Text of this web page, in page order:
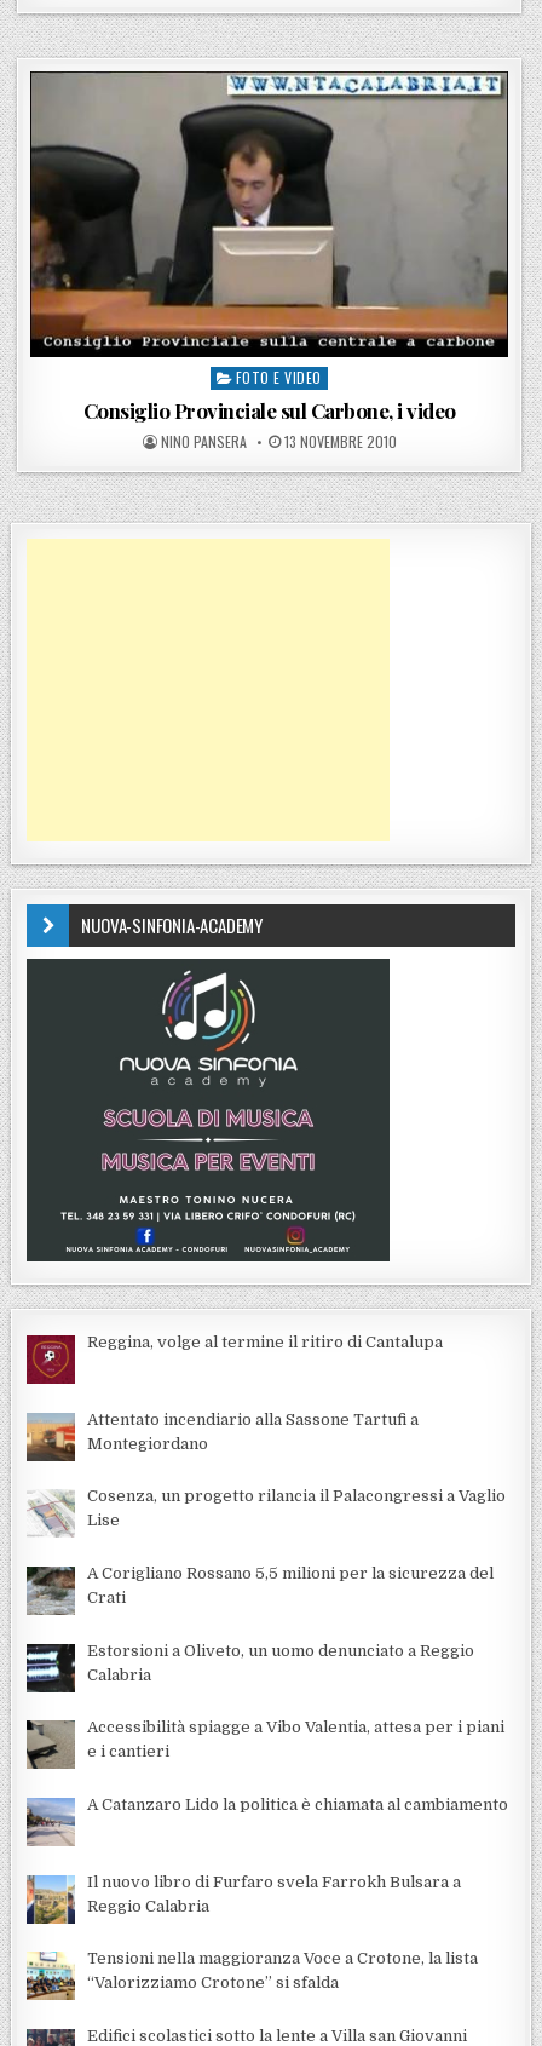
Posted in
FOTO E VIDEO
Consiglio Provinciale sul Carbone, i video
POSTED BY
NINO PANSERA POSTED ON
13 NOVEMBRE 2010
NUOVA-SINFONIA-ACADEMY
Reggina, volge al termine il ritiro di Cantalupa
Attentato incendiario alla Sassone Tartufi a
Montegiordano
Cosenza, un progetto rilancia il Palacongressi a Vaglio
Lise
A Corigliano Rossano 5,5 milioni per la sicurezza del
Crati
Estorsioni a Oliveto, un uomo denunciato a Reggio
Calabria
Accessibilità spiagge a Vibo Valentia, attesa per i piani
e i cantieri
A Catanzaro Lido la politica è chiamata al cambiamento
Il nuovo libro di Furfaro svela Farrokh Bulsara a
Reggio Calabria
Tensioni nella maggioranza Voce a Crotone, la lista
“Valorizziamo Crotone” si sfalda
Edifici scolastici sotto la lente a Villa san Giovanni